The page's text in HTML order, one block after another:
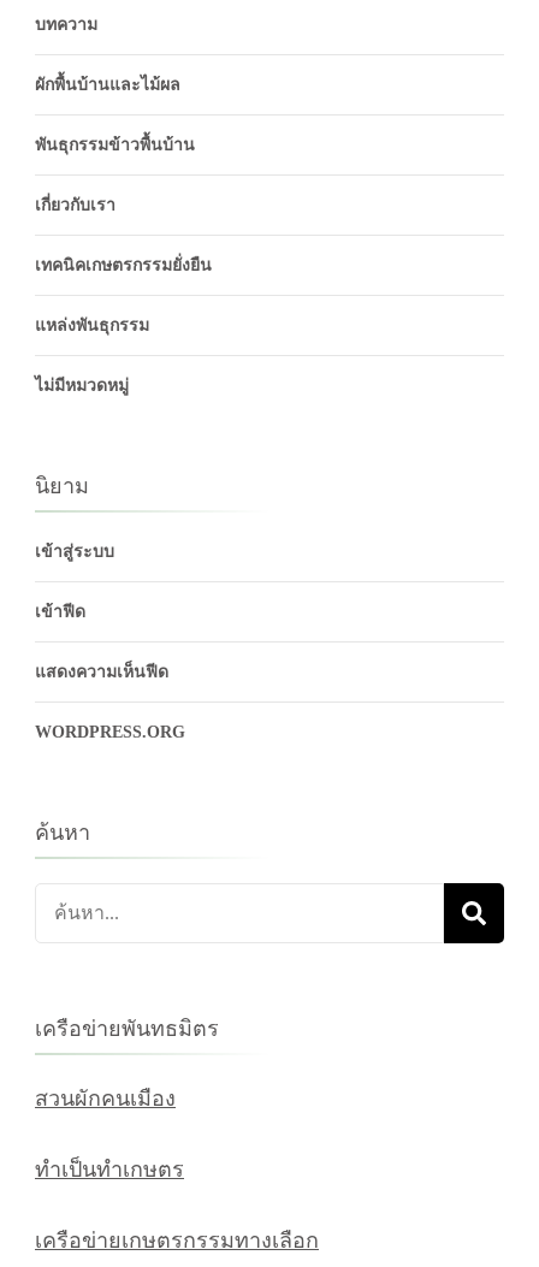
บทความ
ผักพื้นบ้านและไม้ผล
พันธุกรรมข้าวพื้นบ้าน
เกี่ยวกับเรา
เทคนิคเกษตรกรรมยั่งยืน
แหล่งพันธุกรรม
ไม่มีหมวดหมู่
นิยาม
เข้าสู่ระบบ
เข้าฟีด
แสดงความเห็นฟีด
WORDPRESS.ORG
ค้นหา
ค้นหา
เกี่ยว
เครือข่ายพันทธมิตร
สวนผักคนเมือง
ทำเป็นทำเกษตร
เครือข่ายเกษตรกรรมทางเลือก